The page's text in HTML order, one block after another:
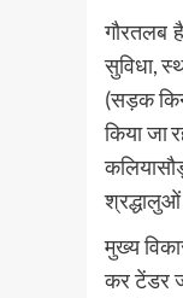
गौरतलब
सुविधा,
(सड़क
किया जा
श्रद्धालुओं
मुख्य
कर टेंडर